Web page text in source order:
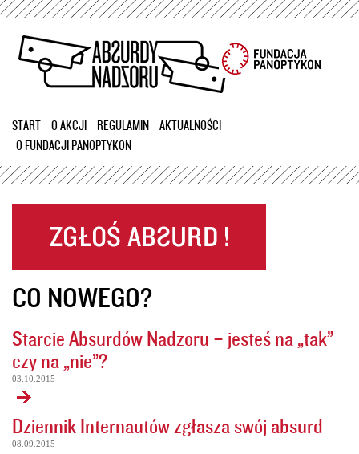
Przejdź
treści
START O AKCJI REGULAMIN
AKTUALNOŚCI
O FUNDACJI PANOPTYKON
CO NOWEGO?
Starcie Absurdów Nadzoru – jesteś na „tak”
czy na „nie”?
03.10.2015
Dziennik Internautów zgłasza swój absurd
08.09.2015